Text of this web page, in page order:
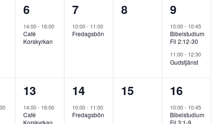
1
evenemang,
6
14:00- 16:00
Café
Korskyrkan
1
evenemang,
7
10:00- 11:00
Fredagsbön
0
evenemang,
8
2
9
10:00- 10:45
Bibelstudium
Fil 2:12-30
11:00- 12:30
Gudstjänst
1
evenemang,
13
14:00- 16:00
Café
1
evenemang,
14
10:00- 11:00
Fredagsbön
0
evenemang,
15
2
16
10:00- 10:45
Bibelstudium